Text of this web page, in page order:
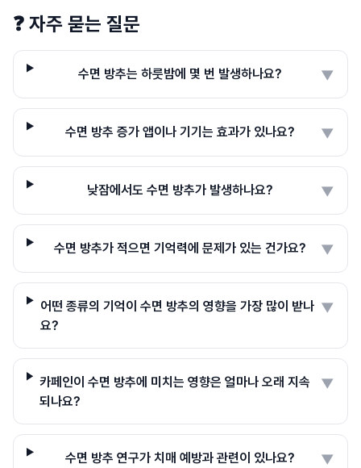
❓ 자주 묻는 질문
수면 방추는 하룻밤에 몇 번 발생하나요? ▼
수면 방추 증가 앱이나 기기는 효과가 있나요? ▼
낮잠에서도 수면 방추가 발생하나요? ▼
수면 방추가 적으면 기억력에 문제가 있는 건가요? ▼
어떤 종류의 기억이 수면 방추의 영향을 가장 많이 받나
요?
▼
카페인이 수면 방추에 미치는 영향은 얼마나 오래 지속
되나요?
▼
수면 방추 연구가 치매 예방과 관련이 있나요? ▼